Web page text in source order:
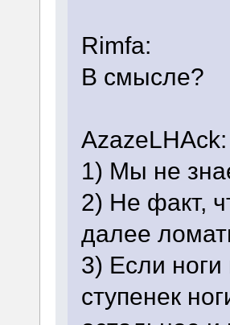
Rimfa:
В смысле?
AzazeLHAck:
1) Мы не
2) Не факт,
далее
3) Если
ступенек